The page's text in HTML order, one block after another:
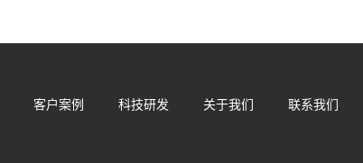
客户案例 科技研发 关于我们 联系我们